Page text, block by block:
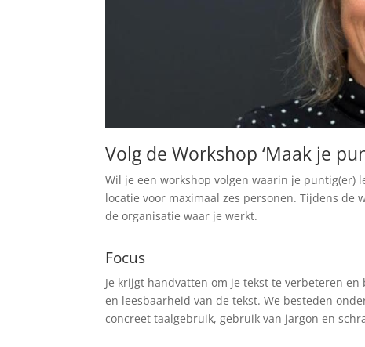
Volg de Workshop ‘Maak je
Wil je een workshop volgen waarin je puntig(er)
locatie voor maximaal zes personen. Tijdens de
de organisatie waar je werkt.
Focus
Je krijgt handvatten om je tekst te verbeteren
en leesbaarheid van de tekst. We besteden
concreet taalgebruik, gebruik van jargon en